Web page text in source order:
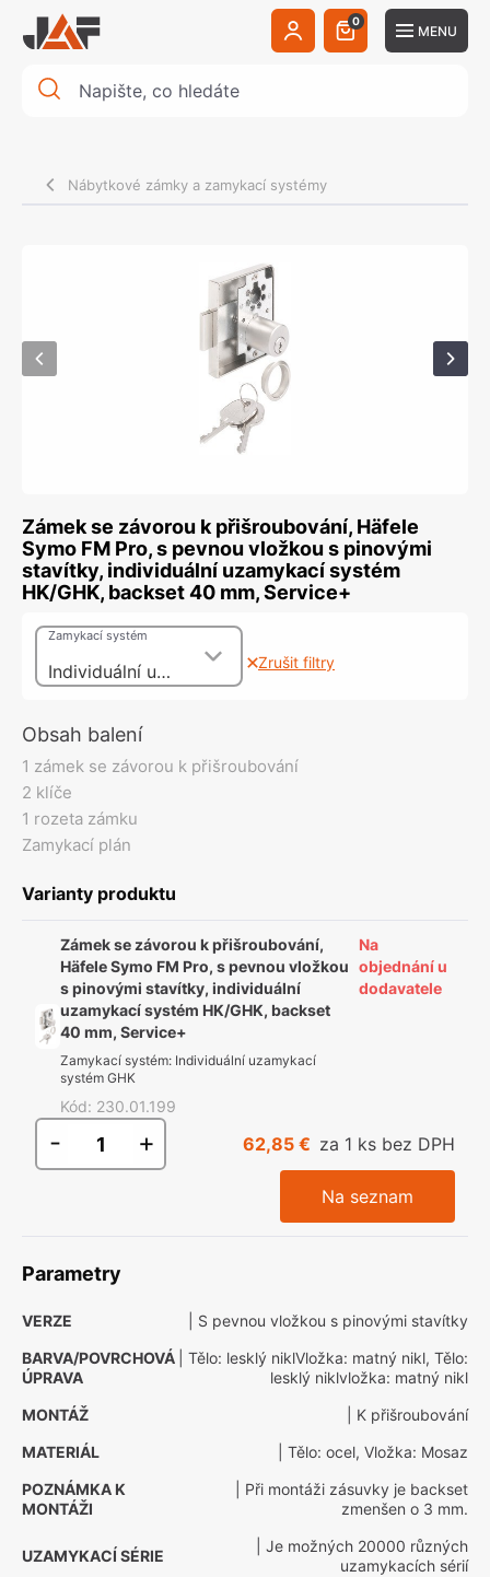
0
MENU
Nábytkové zámky a zamykací systémy
Zámek se závorou k přišroubování, Häfele
Symo FM Pro, s pevnou vložkou s pinovými
stavítky, individuální uzamykací systém
HK/GHK, backset 40 mm, Service+
Individuální uzamykací systém GHK
Zamykací systém
Zrušit filtry
Obsah balení
1 zámek se závorou k přišroubování
2 klíče
1 rozeta zámku
Zamykací plán
Varianty produktu
Zámek se závorou k přišroubování,
Häfele Symo FM Pro, s pevnou vložkou
s pinovými stavítky, individuální
uzamykací systém HK/GHK, backset
40 mm, Service+
Zamykací systém: Individuální uzamykací
systém GHK
Kód: 230.01.199
Na
objednání u
dodavatele
- + 62,85 € za 1 ks bez DPH
Na seznam
Parametry
VERZE
| S pevnou vložkou s pinovými stavítky
BARVA/POVRCHOVÁ
ÚPRAVA
| Tělo: lesklý niklVložka: matný nikl, Tělo:
lesklý niklvložka: matný nikl
MONTÁŽ
| K přišroubování
MATERIÁL
| Tělo: ocel, Vložka: Mosaz
POZNÁMKA K
MONTÁŽI
| Při montáži zásuvky je backset
zmenšen o 3 mm.
UZAMYKACÍ SÉRIE
| Je možných 20000 různých
uzamykacích sérií